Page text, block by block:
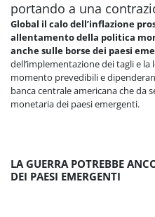
portando a una
Global il calo dell’inflazione
allentamento della politica
anche sulle borse dei paesi
dell’implementazione dei tagli e
momento prevedibili e
banca centrale americana che da
monetaria dei paesi emergenti.
LA GUERRA POTREBBE
DEI PAESI EMERGENTI